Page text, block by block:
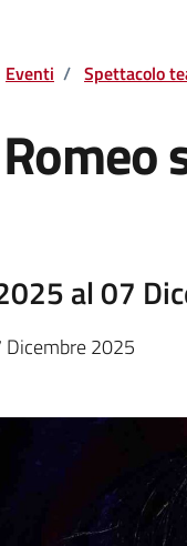
Eventi / Spettacolo
al 07
2025